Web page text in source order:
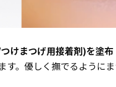
けまつげ用接着剤)を塗布
す。優しく撫でるように